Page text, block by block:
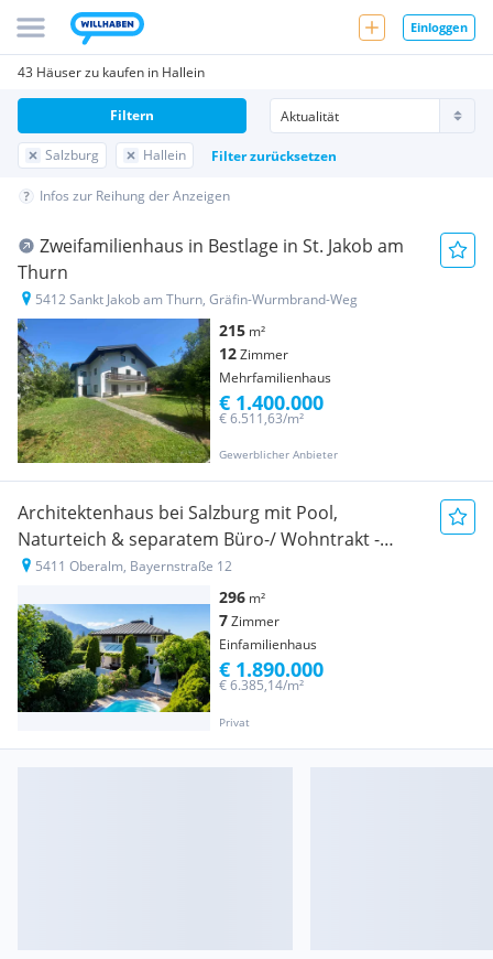
Einloggen
43 Häuser zu kaufen in Hallein
Salzburg Hallein Filter zurücksetzen
Filtern
Infos zur Reihung der Anzeigen
Zweifamilienhaus in Bestlage in St. Jakob am
Thurn
5412 Sankt Jakob am Thurn, Gräfin-Wurmbrand-Weg
215 m²
12Zimmer
Mehrfamilienhaus
Gewerblicher Anbieter
€ 6.511,63/m²
€ 1.400.000
Architektenhaus bei Salzburg mit Pool,
Naturteich & separatem Büro-/ Wohntrakt -
privat & provisionsfrei
5411 Oberalm, Bayernstraße 12
296 m²
7Zimmer
Einfamilienhaus
Privat
€ 6.385,14/m²
€ 1.890.000